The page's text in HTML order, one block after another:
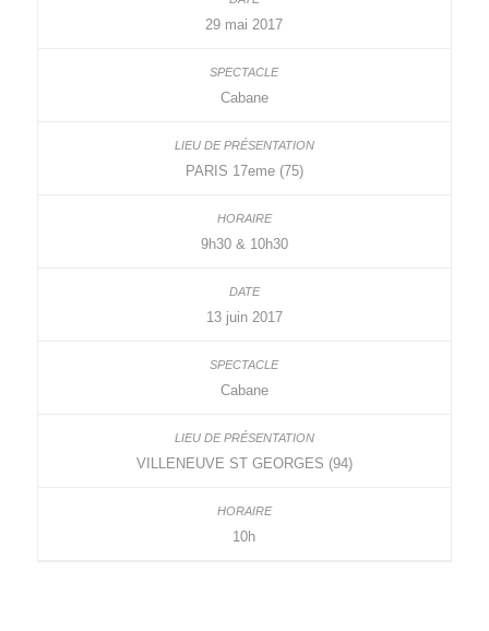
29 mai 2017
Cabane
PARIS 17eme (75)
9h30 & 10h30
13 juin 2017
Cabane
VILLENEUVE ST GEORGES (94)
10h